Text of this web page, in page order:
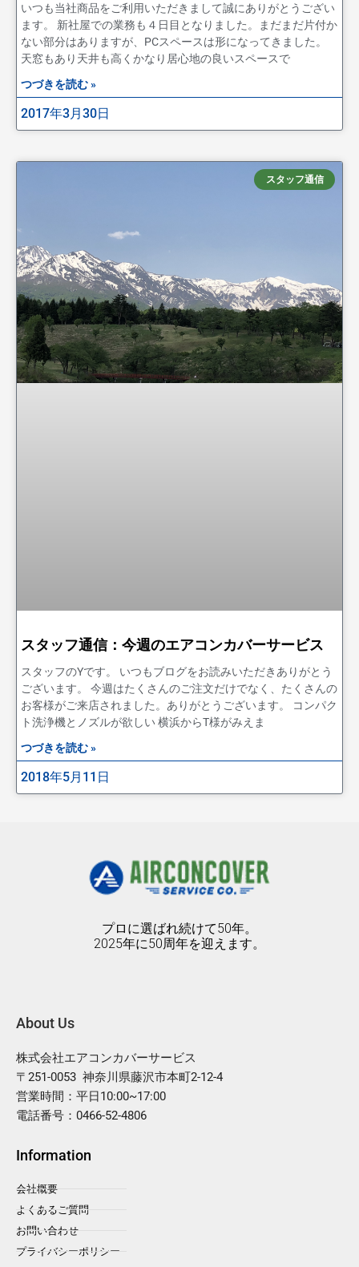
いつも当社商品をご利用いただきまして誠にありがとうござい
ます。 新社屋での業務も４日目となりました。まだまだ片付か
ない部分はありますが、PCスペースは形になってきました。
天窓もあり天井も高くかなり居心地の良いスペースで
つづきを読む »
2017年3月30日
スタッフ通信
スタッフ通信：今週のエアコンカバーサービス
スタッフのYです。 いつもブログをお読みいただきありがとう
ございます。 今週はたくさんのご注文だけでなく、たくさんの
お客様がご来店されました。ありがとうございます。 コンパク
ト洗浄機とノズルが欲しい 横浜からT様がみえま
つづきを読む »
2018年5月11日
プロに選ばれ続けて50年。
2025年に50周年を迎えます。
About Us
株式会社エアコンカバーサービス
〒251-0053 神奈川県藤沢市本町2-12-4
営業時間：平日10:00~17:00
電話番号：0466-52-4806
Information
会社概要
よくあるご質問
お問い合わせ
プライバシーポリシー